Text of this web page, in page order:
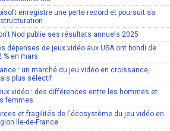
enregistre une perte record et poursuit sa
Nod publie ses résultats annuels 2025
dépenses de jeux vidéo aux USA ont bondi de
% en mars
: un marché du jeu vidéo en croissance,
plus sélectif
vidéo : des différences entre les hommes et
femmes
et fragilités de l'écosystème du jeu vidéo en
Ile-de-France